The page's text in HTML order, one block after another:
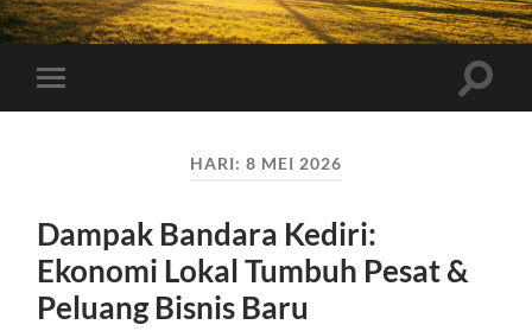
Harian
Kediri
mobile
Toggle
HARI: 8 MEI 2026
Dampak Bandara Kediri:
Ekonomi Lokal Tumbuh Pesat &
Peluang Bisnis Baru